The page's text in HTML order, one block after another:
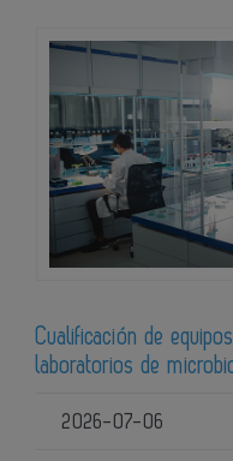
Cualificación de
laboratorios de
2026-07-06